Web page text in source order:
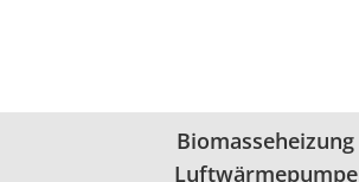
Biomasseheizung
Luftwärmepumpe